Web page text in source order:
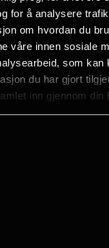
for å analysere
om hvordan du
våre innen sosiale
som kan
du har gjort
inn gjennom din
du vil se